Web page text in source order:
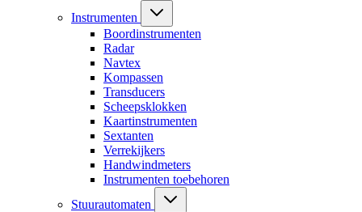
Instrumenten
Boordinstrumenten
Radar
Navtex
Kompassen
Transducers
Scheepsklokken
Kaartinstrumenten
Sextanten
Verrekijkers
Handwindmeters
Instrumenten toebehoren
Stuurautomaten